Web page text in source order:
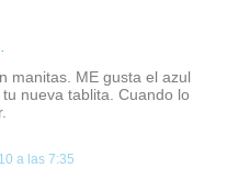
manitas. ME gusta el azul
nueva tablita. Cuando lo
a las 7:35